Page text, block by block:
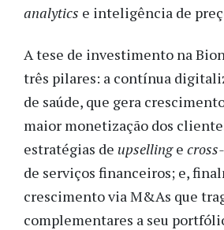
analytics e inteligência de
A tese de investimento na
três pilares: a contínua
de saúde, que gera
maior monetização dos
estratégias de upsellinge
de serviços financeiros; e,
crescimento via M&As que
complementares a seu